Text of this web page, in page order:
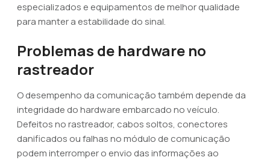
especializados e equipamentos de melhor qualidade
para manter a estabilidade do sinal.
Problemas de hardware no
rastreador
O desempenho da comunicação também depende da
integridade do hardware embarcado no veículo.
Defeitos no rastreador, cabos soltos, conectores
danificados ou falhas no módulo de comunicação
podem interromper o envio das informações ao